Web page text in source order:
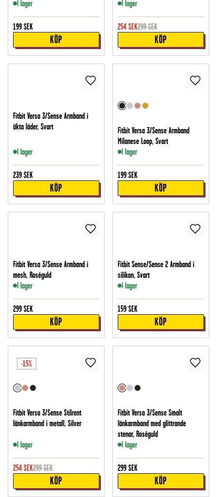
I lager
199 SEK
KÖP
I lager
254 SEK299 SEK
KÖP
Fitbit Versa 3/Sense Armband i
äkta läder, Svart
I lager
239 SEK
KÖP
Fitbit Versa 3/Sense Armband
Milanese Loop, Svart
I lager
199 SEK
KÖP
Fitbit Versa 3/Sense Armband i
mesh, Roséguld
I lager
299 SEK
KÖP
Fitbit Sense/Sense 2 Armband i
silikon, Svart
I lager
159 SEK
KÖP
-15%
Fitbit Versa 3/Sense Stilrent
länkarmband i metall, Silver
I lager
254 SEK299 SEK
KÖP
Fitbit Versa 3/Sense Smalt
länkarmband med glittrande
stenar, Roséguld
I lager
299 SEK
KÖP